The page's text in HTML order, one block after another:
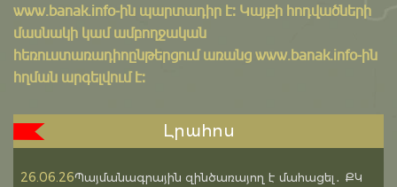
www.banak.info-ին պարտադիր է: Կայքի հոդվածների
մասնակի կամ ամբողջական
հեռուստառադիոընթերցում առանց www.banak.info-ին
հղման արգելվում է:
Լրահոս
26.06.26Պայմանագրային զինծառայող է մահացել․ ՔԿ